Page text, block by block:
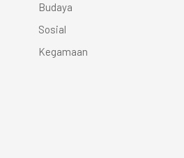
Budaya
Sosial
Kegamaan